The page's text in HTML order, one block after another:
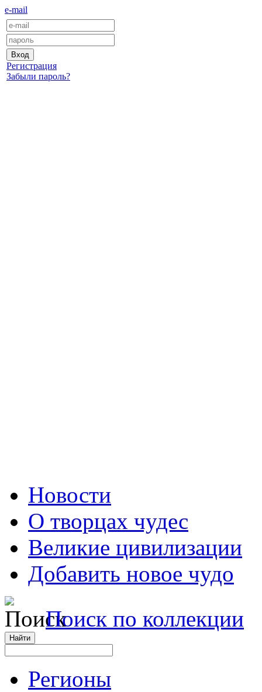
e-mail
Регистрация
Забыли пароль?
Новости
О творцах чудес
Великие цивилизации
Добавить новое чудо
Поиск по коллекции
Регионы